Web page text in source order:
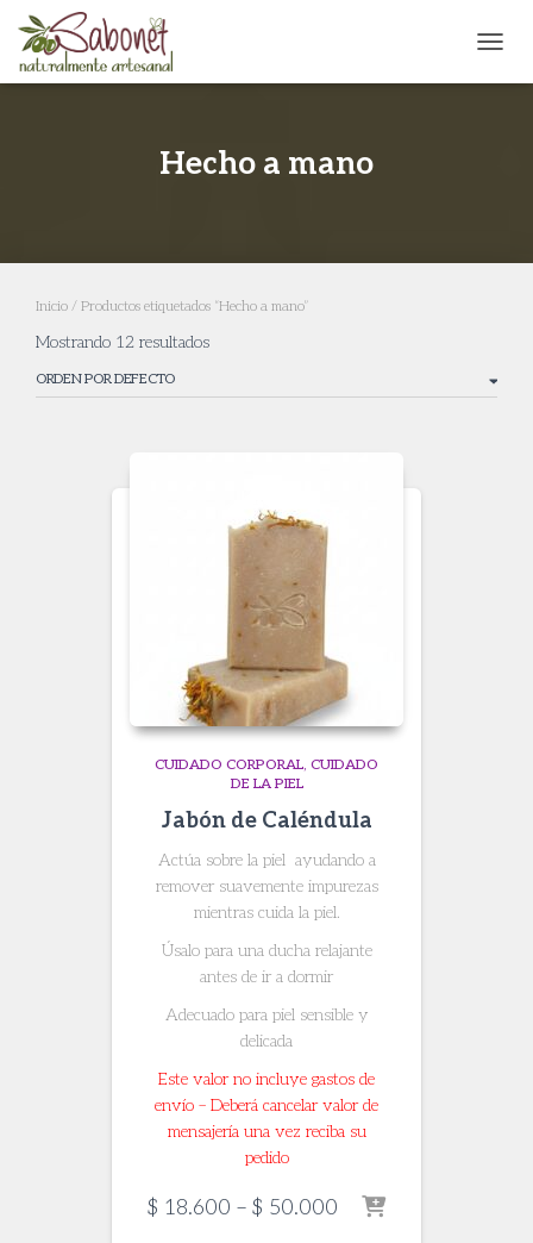
Hecho a mano
Inicio / Productos etiquetados “Hecho a mano”
Mostrando 12 resultados
CUIDADO CORPORAL CUIDADO
DE LA PIEL
Jabón de Caléndula
Actúa sobre la piel ayudando a
remover suavemente impurezas
mientras cuida la piel.
Úsalo para una ducha relajante
antes de ir a dormir
Adecuado para piel sensible y
delicada
Este valor no incluye gastos de
envío – Deberá cancelar valor de
mensajería una vez reciba su
pedido
$ 18.600 – $ 50.000 Price